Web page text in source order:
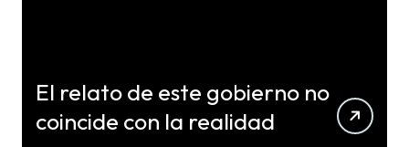
El relato de este gobierno no
coincide con la realidad